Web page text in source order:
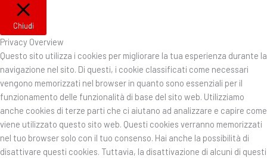
Chiudi
Privacy Overview
Questo sito utilizza i cookies per migliorare la tua esperienza durante la
navigazione nel sito. Di questi, i cookie classificati come necessari
vengono memorizzati nel browser in quanto sono essenziali per il
funzionamento delle funzionalità di base del sito web. Utilizziamo
anche cookies di terze parti che ci aiutano ad analizzare e capire come
viene utilizzato questo sito web. Questi cookies verranno memorizzati
nel tuo browser solo con il tuo consenso. Hai anche la possibilità di
disattivare questi cookies. Tuttavia, la disattivazione di alcuni di questi